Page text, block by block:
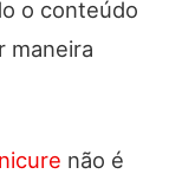
o conteúdo
maneira
não é